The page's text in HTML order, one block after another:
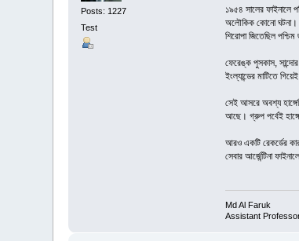
Posts: 1227
Test
১৯৫৪ সালের ফাইনালে
অলৌকিক কোনো ঘটনা।
শিরোপা জিতেছিল
ফেরেঙ্ক পুসকাস,
ইংল্যান্ডের মাটিতে
সেই আসরে অবশ্য
আছে। গ্রুপ পর্বেই
আরও একটি রেকর্ডের
সেবার আর্জেন্টিনা
Md Al Faruk
Assistant